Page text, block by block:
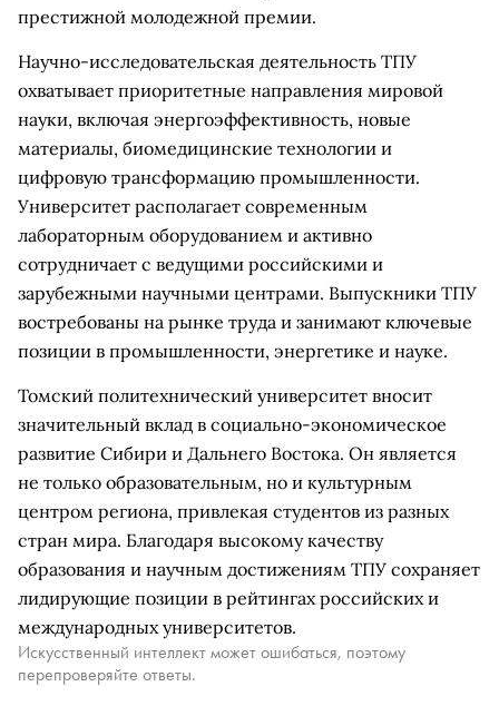
престижной молодежной премии.
Научно-исследовательская деятельность ТПУ
охватывает приоритетные направления мировой
науки, включая энергоэффективность, новые
материалы, биомедицинские технологии и
цифровую трансформацию промышленности.
Университет располагает современным
лабораторным оборудованием и активно
сотрудничает с ведущими российскими и
зарубежными научными центрами. Выпускники ТПУ
востребованы на рынке труда и занимают ключевые
позиции в промышленности, энергетике и науке.
Томский политехнический университет вносит
значительный вклад в социально-экономическое
развитие Сибири и Дальнего Востока. Он является
не только образовательным, но и культурным
центром региона, привлекая студентов из разных
стран мира. Благодаря высокому качеству
образования и научным достижениям ТПУ сохраняет
лидирующие позиции в рейтингах российских и
международных университетов.
Искусственный интеллект может ошибаться, поэтому
перепроверяйте ответы.